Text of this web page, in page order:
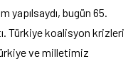
yapılsaydı, bugün 65.
Türkiye koalisyon krizleri
ve milletimiz